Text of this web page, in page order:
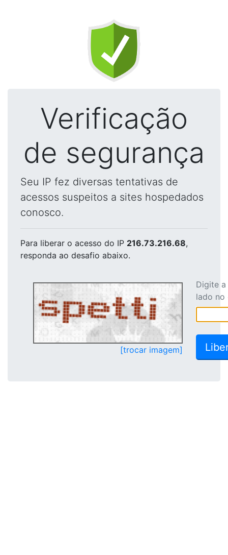
Verificação
de segurança
Seu IP fez diversas tentativas de
acessos suspeitos a sites hospedados
conosco.
Para liberar o acesso do IP 216.73.216.68,
responda ao desafio abaixo.
[trocar imagem]
Digite
lado no